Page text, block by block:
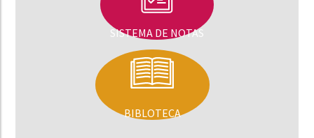
SISTEMA DE NOTAS
BIBLOTECA